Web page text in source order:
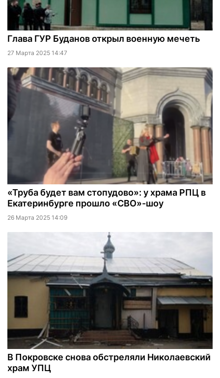
Глава ГУР Буданов открыл военную мечеть
27 Марта 2025 14:47
«Труба будет вам стопудово»: у храма РПЦ в
Екатеринбурге прошло «СВО»-шоу
26 Марта 2025 14:09
В Покровске снова обстреляли Николаевский
храм УПЦ